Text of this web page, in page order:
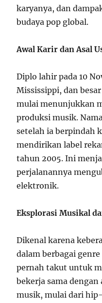
karyanya, dan
budaya pop global.
Awal Karir dan Asal
Diplo lahir pada 10
Mississippi, dan
mulai menunjukkan
produksi musik.
setelah ia berpindah
mendirikan label
tahun 2005. Ini
perjalanannya
elektronik.
Eksplorasi Musikal
Dikenal karena
dalam berbagai
pernah takut untuk
bekerja sama
musik, mulai dari